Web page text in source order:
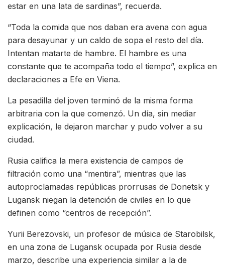
estar en una lata de sardinas”, recuerda.
“Toda la comida que nos daban era avena con agua
para desayunar y un caldo de sopa el resto del día.
Intentan matarte de hambre. El hambre es una
constante que te acompaña todo el tiempo”, explica en
declaraciones a Efe en Viena.
La pesadilla del joven terminó de la misma forma
arbitraria con la que comenzó. Un día, sin mediar
explicación, le dejaron marchar y pudo volver a su
ciudad.
Rusia califica la mera existencia de campos de
filtración como una “mentira”, mientras que las
autoproclamadas repúblicas prorrusas de Donetsk y
Lugansk niegan la detención de civiles en lo que
definen como “centros de recepción”.
Yurii Berezovski, un profesor de música de Starobilsk,
en una zona de Lugansk ocupada por Rusia desde
marzo, describe una experiencia similar a la de